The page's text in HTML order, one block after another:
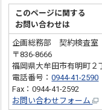
このページに関する
お問い合わせは
企画総務部 契約検査室
〒836-8666
福岡県大牟田市有明町２
電話番号：0944-41-2590
Fax：0944-41-2592
お問い合わせフォーム